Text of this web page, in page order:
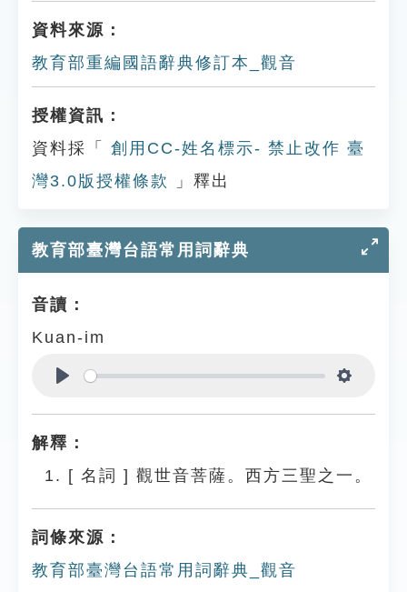
資料來源：
教育部重編國語辭典修訂本_觀音
授權資訊：
資料採「
創用CC-姓名標示- 禁止改作 臺
灣3.0版授權條款
」釋出
教育部臺灣台語常用詞辭典
音讀：
Kuan-im
解釋：
[ 名詞 ] 觀世音菩薩。西方三聖之一。
詞條來源：
教育部臺灣台語常用詞辭典_觀音